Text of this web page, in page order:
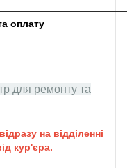
оплату
для ремонту та
на відділенні
кур'єра.